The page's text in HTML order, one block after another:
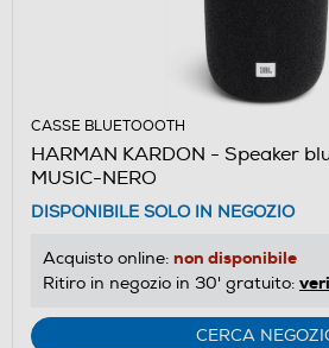
CASSE BLUETOOOTH
HARMAN KARDON - Speaker
MUSIC-NERO
DISPONIBILE SOLO IN NEGOZIO
Acquisto online: non disponibile
Ritiro in negozio in 30' gratuito:
CERCA